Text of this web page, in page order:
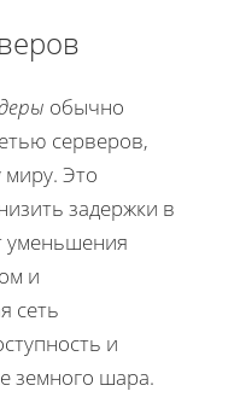
обычно
серверов,
миру. Это
задержки в
уменьшения
и
сеть
и
земного шара.